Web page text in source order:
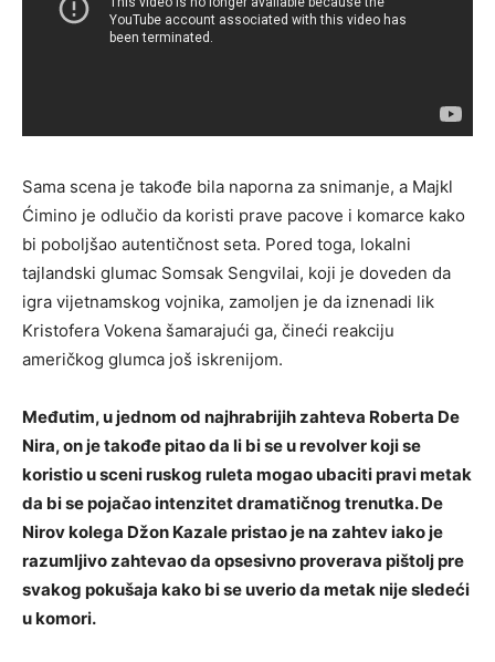
Sama scena je takođe bila naporna za snimanje, a Majkl
Ćimino je odlučio da koristi prave pacove i komarce kako
bi poboljšao autentičnost seta. Pored toga, lokalni
tajlandski glumac Somsak Sengvilai, koji je doveden da
igra vijetnamskog vojnika, zamoljen je da iznenadi lik
Kristofera Vokena šamarajući ga, čineći reakciju
američkog glumca još iskrenijom.
Međutim, u jednom od najhrabrijih zahteva Roberta De
Nira, on je takođe pitao da li bi se u revolver koji se
koristio u sceni ruskog ruleta mogao ubaciti pravi metak
da bi se pojačao intenzitet dramatičnog trenutka. De
Nirov kolega Džon Kazale pristao je na zahtev iako je
razumljivo zahtevao da opsesivno proverava pištolj pre
svakog pokušaja kako bi se uverio da metak nije sledeći
u komori.